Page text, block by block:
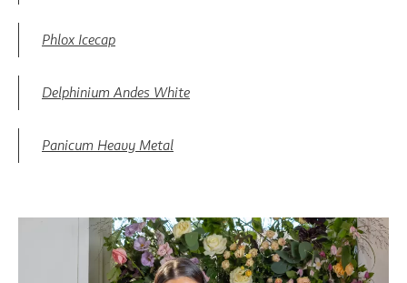
Phlox Icecap
Delphinium Andes White
Panicum Heavy Metal